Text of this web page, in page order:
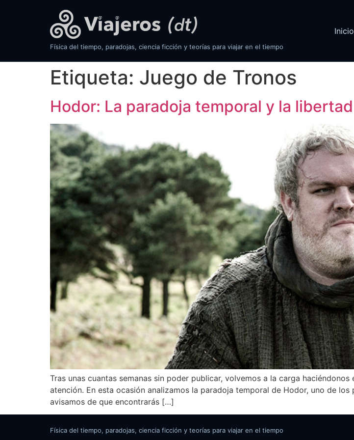
Física del tiempo, paradojas, ciencia ficción y teorías para viajar en el tiempo
Inicio
Etiqueta: Juego de Tronos
Hodor: La paradoja temporal y la
Tras unas cuantas semanas sin poder publicar, volvemos a la carga
atención. En esta ocasión analizamos la paradoja temporal de Hodor, uno de
avisamos de que encontrarás […]
Física del tiempo, paradojas, ciencia ficción y teorías para viajar en el tiempo